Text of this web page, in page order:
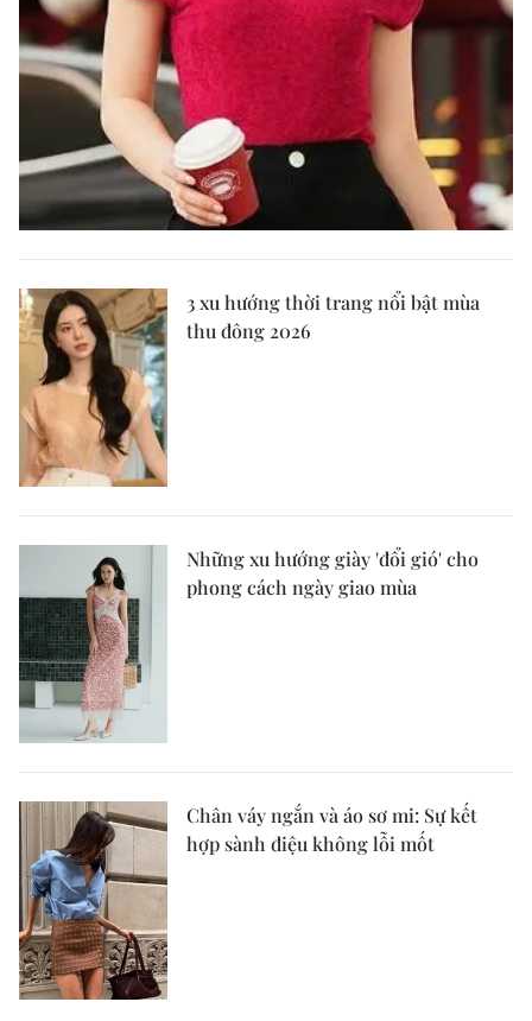
3 xu hướng thời trang nổi bật mùa
thu đông 2026
Những xu hướng giày 'đổi gió' cho
phong cách ngày giao mùa
Chân váy ngắn và áo sơ mi: Sự kết
hợp sành điệu không lỗi mốt